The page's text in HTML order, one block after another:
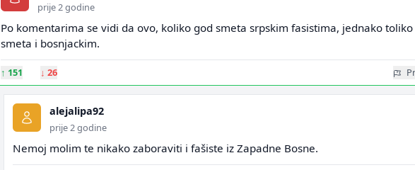
prije 2 godine
Po komentarima se vidi da ovo, koliko god smeta srpskim fasistima, jednako toliko
smeta i bosnjackim.
↑ 151 ↓ 26
alejalipa92
prije 2 godine
Nemoj molim te nikako zaboraviti i fašiste iz Zapadne Bosne.